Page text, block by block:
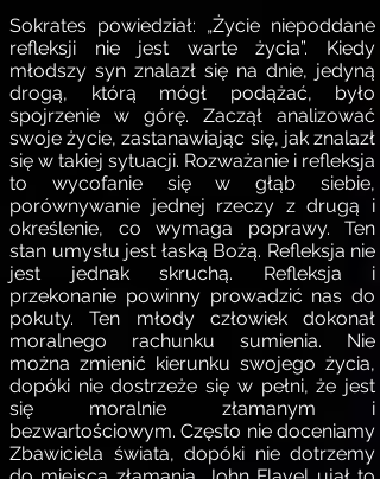
Sokrates powiedział: „Życie niepoddane
refleksji nie jest warte życia”. Kiedy
młodszy syn znalazł się na dnie, jedyną
drogą, którą mógł podążać, było
spojrzenie w górę. Zaczął analizować
swoje życie, zastanawiając się, jak znalazł
się w takiej sytuacji. Rozważanie i refleksja
to wycofanie się w głąb siebie,
porównywanie jednej rzeczy z drugą i
określenie, co wymaga poprawy. Ten
stan umysłu jest łaską Bożą. Refleksja nie
jest jednak skruchą. Refleksja i
przekonanie powinny prowadzić nas do
pokuty. Ten młody człowiek dokonał
moralnego rachunku sumienia. Nie
można zmienić kierunku swojego życia,
dopóki nie dostrzeże się w pełni, że jest
się moralnie złamanym i
bezwartościowym. Często nie doceniamy
Zbawiciela świata, dopóki nie dotrzemy